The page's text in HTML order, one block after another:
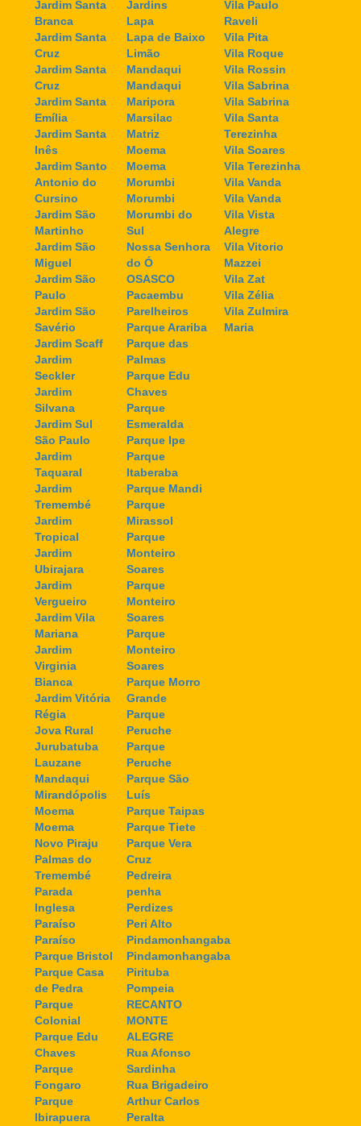
Jardim Santa
Branca
Jardim Santa
Cruz
Jardim Santa
Cruz
Jardim Santa
Emília
Jardim Santa
Inês
Jardim Santo
Antonio do
Cursino
Jardim São
Martinho
Jardim São
Miguel
Jardim São
Paulo
Jardim São
Savério
Jardim Scaff
Jardim
Seckler
Jardim
Silvana
Jardim Sul
São Paulo
Jardim
Taquaral
Jardim
Tremembé
Jardim
Tropical
Jardim
Ubirajara
Jardim
Vergueiro
Jardim Vila
Mariana
Jardim
Virginia
Bianca
Jardim Vitória
Régia
Jova Rural
Jurubatuba
Lauzane
Mandaqui
Mirandópolis
Moema
Moema
Novo Piraju
Palmas do
Tremembé
Parada
Inglesa
Paraíso
Paraíso
Parque Bristol
Parque Casa
de Pedra
Parque
Colonial
Parque Edu
Chaves
Parque
Fongaro
Parque
Ibirapuera
Jardins
Lapa
Lapa de Baixo
Limão
Mandaqui
Mandaqui
Maripora
Marsilac
Matriz
Moema
Moema
Morumbi
Morumbi
Morumbi do
Sul
Nossa Senhora
do Ó
OSASCO
Pacaembu
Parelheiros
Parque Arariba
Parque das
Palmas
Parque Edu
Chaves
Parque
Esmeralda
Parque Ipe
Parque
Itaberaba
Parque Mandi
Parque
Mirassol
Parque
Monteiro
Soares
Parque
Monteiro
Soares
Parque
Monteiro
Soares
Parque Morro
Grande
Parque
Peruche
Parque
Peruche
Parque São
Luís
Parque Taipas
Parque Tiete
Parque Vera
Cruz
Pedreira
penha
Perdizes
Peri Alto
Pindamonhangaba
Pindamonhangaba
Pirituba
Pompeia
RECANTO
MONTE
ALEGRE
Rua Afonso
Sardinha
Rua Brigadeiro
Arthur Carlos
Peralta
Vila Paulo
Raveli
Vila Pita
Vila Roque
Vila Rossin
Vila Sabrina
Vila Sabrina
Vila Santa
Terezinha
Vila Soares
Vila Terezinha
Vila Vanda
Vila Vanda
Vila Vista
Alegre
Vila Vitorio
Mazzei
Vila Zat
Vila Zélia
Vila Zulmira
Maria